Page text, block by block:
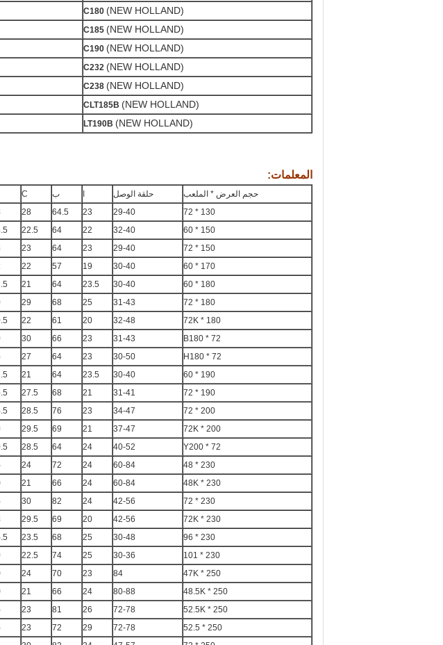
C180 (NEW HOLLAND)
C185 (NEW HOLLAND)
C190 (NEW HOLLAND)
C232 (NEW HOLLAND)
C238 (NEW HOLLAND)
CLT185B (NEW HOLLAND)
LT190B (NEW HOLLAND)
المعلمات:
حجم العرض * الملعب حلقة الوصل ب C
130 * 72
29-40
23
64.5
28
150 * 60
32-40
22
64
22.5
150 * 72
29-40
23
64
23
170 * 60
30-40
19
57
22
180 * 60
30-40
23.5
64
21
180 * 72
31-43
25
68
29
180 * 72K
32-48
20
61
22
B180 * 72
31-43
23
66
30
H180 * 72
30-50
23
64
27
190 * 60
30-40
23.5
64
21
190 * 72
31-41
21
68
27.5
200 * 72
34-47
23
76
28.5
200 * 72K
37-47
21
69
29.5
Y200 * 72
40-52
24
64
28.5
230 * 48
60-84
24
72
24
230 * 48K
60-84
24
66
21
230 * 72
42-56
24
82
30
230 * 72K
42-56
20
69
29.5
230 * 96
30-48
25
68
23.5
230 * 101
30-36
25
74
22.5
250 * 47K
84
23
70
24
250 * 48.5K
80-88
24
66
21
250 * 52.5K
72-78
26
81
23
250 * 52.5
72-78
29
72
23